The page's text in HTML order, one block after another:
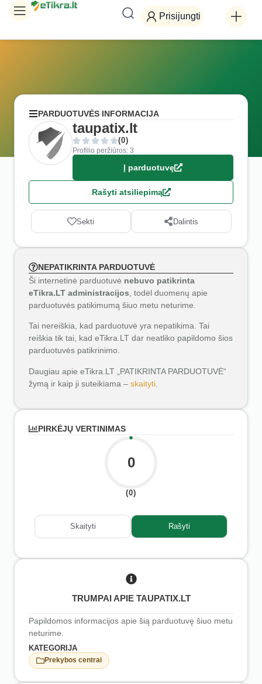
Prisijungti
PARDUOTUVĖS INFORMACIJA
taupatix.lt
(0)
Profilio peržiūros: 3
Į parduotuvę
Rašyti atsiliepimą
Sekti Dalintis
NEPATIKRINTA PARDUOTUVĖ
Ši internetinė parduotuvė nebuvo patikrinta
eTikra.LT administracijos , todėl duomenų apie
parduotuvės patikimumą šiuo metu neturime.
Tai nereiškia, kad parduotuvė yra nepatikima. Tai
reiškia tik tai, kad eTikra.LT dar neatliko papildomo šios
parduotuvės patikrinimo.
Daugiau apie eTikra.LT „PATIKRINTA PARDUOTUVĖ“
žymą ir kaip ji suteikiama – skaityti
PIRKĖJŲ VERTINIMAS
0
(0)
Skaityti Rašyti
TRUMPAI APIE TAUPATIX.LT
Papildomos informacijos apie šią parduotuvę šiuo metu
neturime.
KATEGORIJA
Prekybos centrai